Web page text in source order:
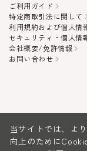
ご利用ガイド
特定商取引法に関して
利用規約および個人情
セキュリティ・個人情
会社概要/免許情報
お問い合わせ
当サイトでは、よ
向上のために